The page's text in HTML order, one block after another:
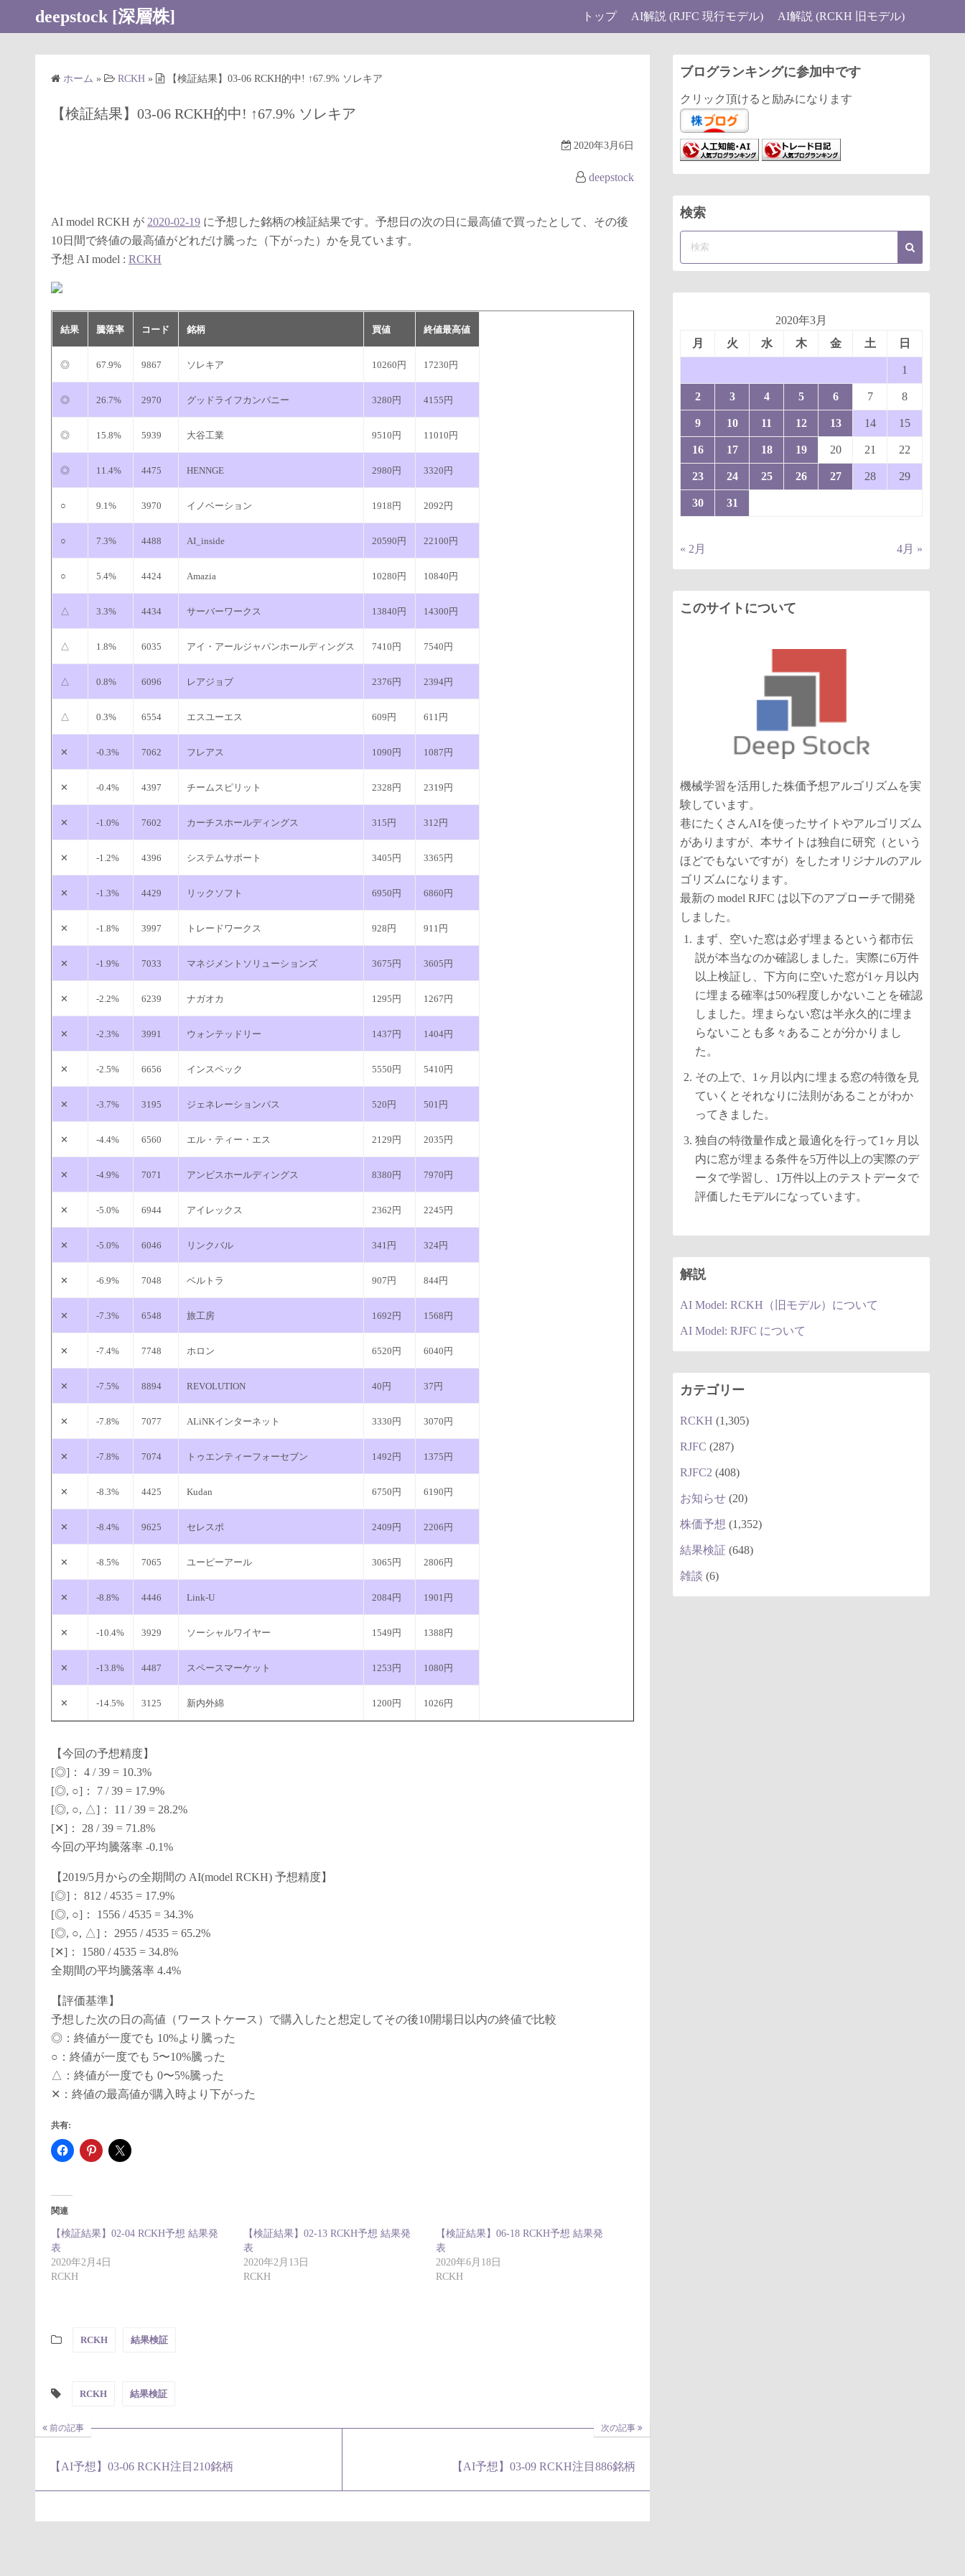
deepstock [深層株] トップ AI解説 (RJFC 現行モデル) AI解説 (RCKH 旧モデル)
ホーム » RCKH » 【検証結果】03-06 RCKH的中! ↑67.9% ソレキア
【検証結果】03-06 RCKH的中! ↑67.9% ソレキア
2020年3月6日
deepstock
AI model RCKH が 2020-02-19 に予想した銘柄の検証結果です。予想日の次の日に最高値で買ったとして、その後
10日間で終値の最高値がどれだけ騰った（下がった）かを見ています。
予想 AI model : RCKH
結果 騰落率 コード 銘柄 買値 終値最高値
◎ 67.9% 9867 ソレキア 10260円 17230円
◎ 26.7% 2970 グッドライフカンパニー 3280円 4155円
◎ 15.8% 5939 大谷工業 9510円 11010円
◎ 11.4% 4475 HENNGE 2980円 3320円
○ 9.1% 3970 イノベーション 1918円 2092円
○ 7.3% 4488 AI_inside 20590円 22100円
○ 5.4% 4424 Amazia 10280円 10840円
△ 3.3% 4434 サーバーワークス 13840円 14300円
△ 1.8% 6035 アイ・アールジャパンホールディングス 7410円 7540円
△ 0.8% 6096 レアジョブ 2376円 2394円
△ 0.3% 6554 エスユーエス 609円 611円
✕ -0.3% 7062 フレアス 1090円 1087円
✕ -0.4% 4397 チームスピリット 2328円 2319円
✕ -1.0% 7602 カーチスホールディングス 315円 312円
✕ -1.2% 4396 システムサポート 3405円 3365円
✕ -1.3% 4429 リックソフト 6950円 6860円
✕ -1.8% 3997 トレードワークス 928円 911円
✕ -1.9% 7033 マネジメントソリューションズ 3675円 3605円
✕ -2.2% 6239 ナガオカ 1295円 1267円
✕ -2.3% 3991 ウォンテッドリー 1437円 1404円
✕ -2.5% 6656 インスペック 5550円 5410円
✕ -3.7% 3195 ジェネレーションパス 520円 501円
✕ -4.4% 6560 エル・ティー・エス 2129円 2035円
✕ -4.9% 7071 アンビスホールディングス 8380円 7970円
✕ -5.0% 6944 アイレックス 2362円 2245円
✕ -5.0% 6046 リンクバル 341円 324円
✕ -6.9% 7048 ベルトラ 907円 844円
✕ -7.3% 6548 旅工房 1692円 1568円
✕ -7.4% 7748 ホロン 6520円 6040円
✕ -7.5% 8894 REVOLUTION 40円 37円
✕ -7.8% 7077 ALiNKインターネット 3330円 3070円
✕ -7.8% 7074 トゥエンティーフォーセブン 1492円 1375円
✕ -8.3% 4425 Kudan 6750円 6190円
✕ -8.4% 9625 セレスポ 2409円 2206円
✕ -8.5% 7065 ユーピーアール 3065円 2806円
✕ -8.8% 4446 Link-U 2084円 1901円
✕ -10.4% 3929 ソーシャルワイヤー 1549円 1388円
✕ -13.8% 4487 スペースマーケット 1253円 1080円
✕ -14.5% 3125 新内外綿 1200円 1026円
【今回の予想精度】
[◎]： 4 / 39 = 10.3%
[◎, ○]： 7 / 39 = 17.9%
[◎, ○, △]： 11 / 39 = 28.2%
[✕]： 28 / 39 = 71.8%
今回の平均騰落率 -0.1%
【2019/5月からの全期間の AI(model RCKH) 予想精度】
[◎]： 812 / 4535 = 17.9%
[◎, ○]： 1556 / 4535 = 34.3%
[◎, ○, △]： 2955 / 4535 = 65.2%
[✕]： 1580 / 4535 = 34.8%
全期間の平均騰落率 4.4%
【評価基準】
予想した次の日の高値（ワーストケース）で購入したと想定してその後10開場日以内の終値で比較
◎：終値が一度でも 10%より騰った
○：終値が一度でも 5〜10%騰った
△：終値が一度でも 0〜5%騰った
✕：終値の最高値が購入時より下がった
共有:
関連
【検証結果】02-04 RCKH予想 結果発
表
2020年2月4日
RCKH
【検証結果】02-13 RCKH予想 結果発
表
2020年2月13日
RCKH
【検証結果】06-18 RCKH予想 結果発
表
2020年6月18日
RCKH
RCKH 結果検証
RCKH 結果検証
前の記事
【AI予想】03-06 RCKH注目210銘柄
次の記事
【AI予想】03-09 RCKH注目886銘柄
ブログランキングに参加中です
クリック頂けると励みになります
検索
2020年3月
月
火 水 木 金 土 日
1
2 3 4 5 6 7 8
9 10 11 12 13 14 15
16 17 18 19 20 21 22
23 24 25 26 27 28 29
30 31
« 2月 4月 »
このサイトについて
機械学習を活用した株価予想アルゴリズムを実
験しています。
巷にたくさんAIを使ったサイトやアルゴリズム
がありますが、本サイトは独自に研究（という
ほどでもないですが）をしたオリジナルのアル
ゴリズムになります。
最新の model RJFC は以下のアプローチで開発
しました。
まず、空いた窓は必ず埋まるという都市伝
説が本当なのか確認しました。実際に6万件
以上検証し、下方向に空いた窓が1ヶ月以内
に埋まる確率は50%程度しかないことを確認
しました。埋まらない窓は半永久的に埋ま
らないことも多々あることが分かりまし
た。
その上で、1ヶ月以内に埋まる窓の特徴を見
ていくとそれなりに法則があることがわか
ってきました。
独自の特徴量作成と最適化を行って1ヶ月以
内に窓が埋まる条件を5万件以上の実際のデ
ータで学習し、1万件以上のテストデータで
評価したモデルになっています。
解説
AI Model: RCKH（旧モデル）について
AI Model: RJFC について
カテゴリー
RCKH (1,305)
RJFC (287)
RJFC2 (408)
お知らせ (20)
株価予想 (1,352)
結果検証 (648)
雑談 (6)